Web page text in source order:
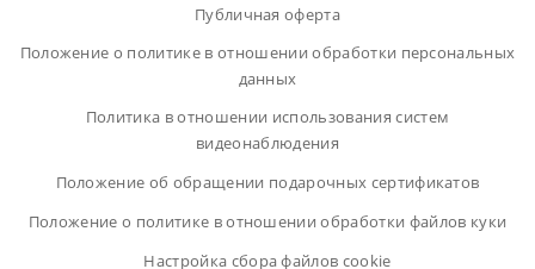
Публичная оферта
Положение о политике в отношении обработки персональных
данных
Политика в отношении использования систем
видеонаблюдения
Положение об обращении подарочных сертификатов
Положение о политике в отношении обработки файлов куки
Настройка сбора файлов cookie